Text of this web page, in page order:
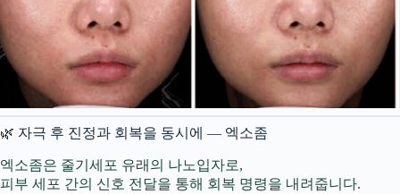
🌿 자극 후 진정과 회복을 동시에 — 엑소좀
엑소좀은 줄기세포 유래의 나노입자로,
피부 세포 간의 신호 전달을 통해 회복 명령을 내려줍니다.